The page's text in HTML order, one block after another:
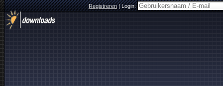
Registreren|Login: